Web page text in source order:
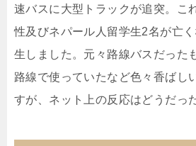
速バスに大型トラックが追突。こ
性及びネパール人留学生2名が亡
生しました。元々路線バスだった
路線で使っていたなど色々香ばし
すが、ネット上の反応はどうだっ